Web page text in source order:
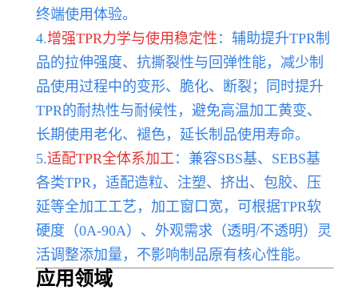
终端使用体验。
4.增强TPR力学与使用稳定性 ：辅助提升TPR制
品的拉伸强度、抗撕裂性与回弹性能，减少制
品使用过程中的变形、脆化、断裂；同时提升
TPR的耐热性与耐候性，避免高温加工黄变、
长期使用老化、褪色，延长制品使用寿命。
5.适配TPR全体系加工 ：兼容SBS基、SEBS基
各类TPR，适配造粒、注塑、挤出、包胶、压
延等全加工工艺，加工窗口宽，可根据TPR软
硬度（0A-90A）、外观需求（透明/不透明）灵
活调整添加量，不影响制品原有核心性能。
应用领域